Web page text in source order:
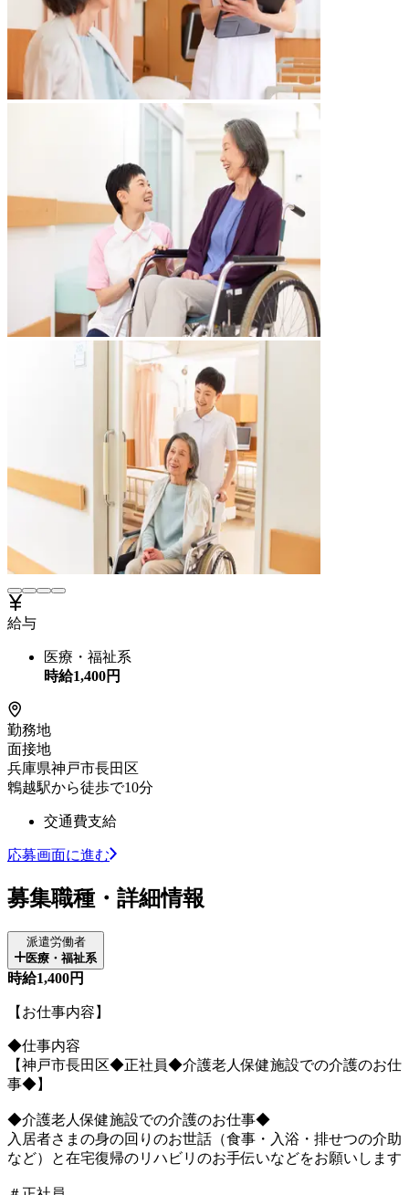
給与
医療・福祉系
時給1,400円
勤務地
面接地
兵庫県神戸市長田区
鵯越駅から徒歩で10分
交通費支給
応募画面に進む
募集職種・詳細情報
派遣労働者
医療・福祉系
時給1,400円
【お仕事内容】
◆仕事内容
【神戸市長田区◆正社員◆介護老人保健施設での介護のお仕
事◆】
◆介護老人保健施設での介護のお仕事◆
入居者さまの身の回りのお世話（食事・入浴・排せつの介助
など）と在宅復帰のリハビリのお手伝いなどをお願いします